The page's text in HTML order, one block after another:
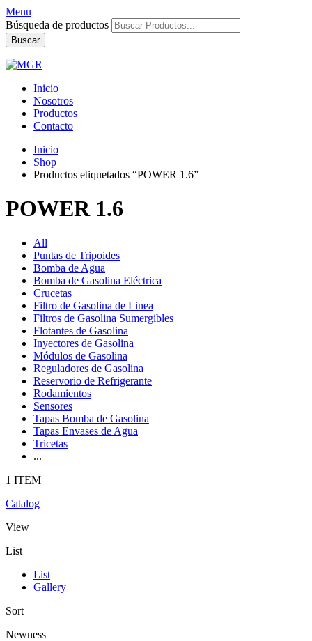
Menu
Búsqueda de productos
Buscar
Inicio
Nosotros
Productos
Contacto
Inicio
Shop
Productos etiquetados “POWER 1.6”
POWER 1.6
All
Puntas de Tripoides
Bomba de Agua
Bomba de Gasolina Eléctrica
Crucetas
Filtro de Gasolina de Linea
Filtros de Gasolina Sumergibles
Flotantes de Gasolina
Inyectores de Gasolina
Módulos de Gasolina
Reguladores de Gasolina
Reservorio de Refrigerante
Rodamientos
Sensores
Tapas Bomba de Gasolina
Tapas Envases de Agua
Tricetas
...
1 ITEM
Catalog
View
List
List
Gallery
Sort
Newness